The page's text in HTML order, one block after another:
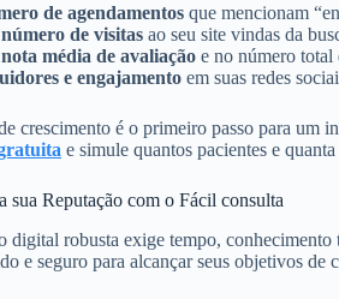
de agendamentos que mencionam
de visitas ao seu site vindas da
média de avaliação e no número total
e engajamento em suas redes
crescimento é o primeiro passo para um
e simule quantos pacientes e
sua Reputação com o Fácil consulta
digital robusta exige tempo, conhecimento
e seguro para alcançar seus objetivos de